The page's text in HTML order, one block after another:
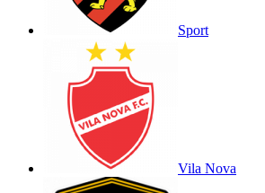
Sport
Vila Nova